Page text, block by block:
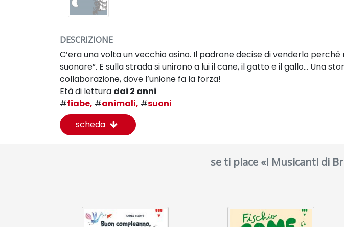
DESCRIZIONE
C’era una volta un vecchio asino. Il padrone decise di venderlo perché
suonare”. E sulla strada si unirono a lui il cane, il gatto e il gallo… Una
collaborazione, dove l’unione fa la forza!
Età di lettura dai 2 anni
#fiabe, #animali, #suoni
scheda
se ti piace «I Musicanti di